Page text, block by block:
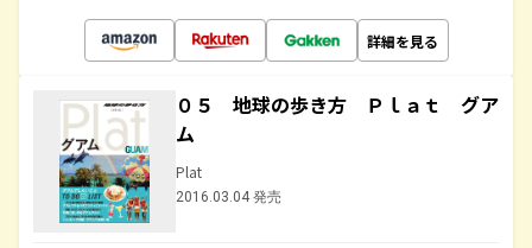
詳細を見る
０５ 地球の歩き方 Ｐｌａｔ グア
ム
Plat
2016.03.04 発売